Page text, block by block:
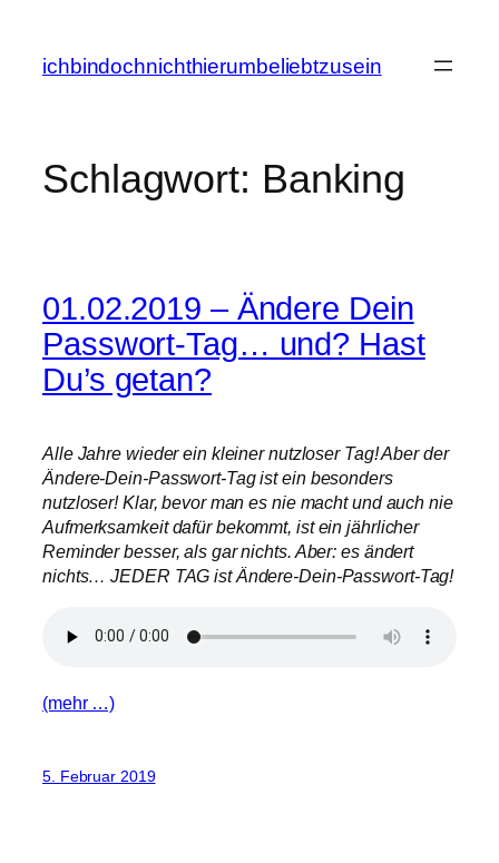
springen
ichbindochnichthierumbeliebtzusein
Schlagwort: Banking
01.02.2019 – Ändere Dein
Passwort-Tag… und? Hast
Du’s getan?
Alle Jahre wieder ein kleiner nutzloser Tag! Aber der
Ändere-Dein-Passwort-Tag ist ein besonders
nutzloser! Klar, bevor man es nie macht und auch nie
Aufmerksamkeit dafür bekommt, ist ein jährlicher
Reminder besser, als gar nichts. Aber: es ändert
nichts… JEDER TAG ist Ändere-Dein-Passwort-Tag!
(mehr …)
5. Februar 2019